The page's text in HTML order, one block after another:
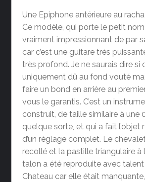
Une Epiphone antérieure au
Ce modèle, qui porte le petit
vraiment impressionnant de par
car c’est une guitare très
très profond. Je ne saurais dire si
uniquement dû au fond vouté
faire un bond en arrière au
vous le garantis. C’est un
construit, de taille similaire à une
quelque sorte, et qui a fait l’objet
d’un réglage complet. Le
recollé et la pastille triangulaire à
talon a été reproduite avec talent
Chateau car elle était